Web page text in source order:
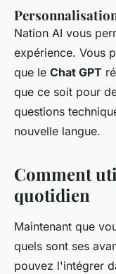
Nation AI vous
expérience. Vous
que le Chat GPT
que ce soit pour
questions
nouvelle langue.
Comment
quotidien
Maintenant que
quels sont ses
pouvez l'intégrer